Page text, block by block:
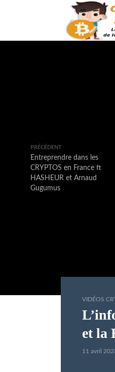
PRÉCÉDENT
Entreprendre dans les
CRYPTOS en France ft
HASHEUR et Arnaud
Gugumus
VIDÉOS
et la
11 avril